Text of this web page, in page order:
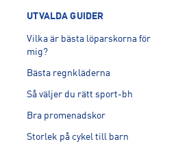
UTVALDA GUIDER
Vilka är bästa löparskorna för
mig?
Bästa regnkläderna
Så väljer du rätt sport-bh
Bra promenadskor
Storlek på cykel till barn